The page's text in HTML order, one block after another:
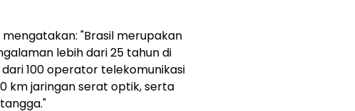
mengatakan: "Brasil merupakan
lebih dari 25 tahun di
100 operator telekomunikasi
km jaringan serat optik, serta